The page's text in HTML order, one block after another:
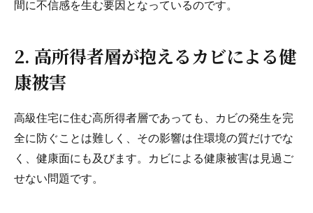
間に不信感を生む要因となっているのです。
2. 高所得者層が抱えるカビによる健
康被害
高級住宅に住む高所得者層であっても、カビの発生を完
全に防ぐことは難しく、その影響は住環境の質だけでな
く、健康面にも及びます。カビによる健康被害は見過ご
せない問題です。